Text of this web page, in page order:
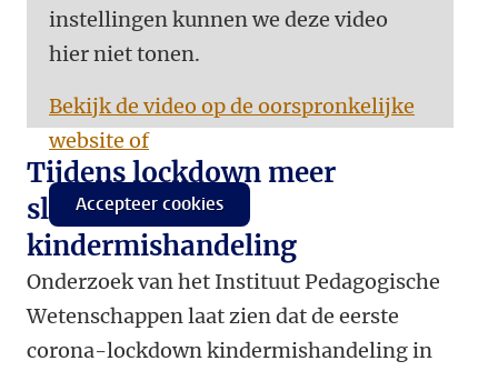
instellingen kunnen we deze video
hier niet tonen.
Bekijk de video op de oorspronkelijke
website of
Accepteer cookies
Tijdens lockdown meer
slachtoffers van
kindermishandeling
Onderzoek van het Instituut Pedagogische
Wetenschappen laat zien dat de eerste
corona-lockdown kindermishandeling in